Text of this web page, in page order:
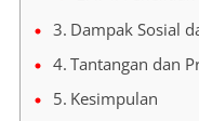
Dampak Sosial
Tantangan dan
Kesimpulan